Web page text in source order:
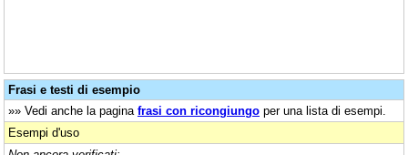
Frasi e testi di esempio
»» Vedi anche la pagina frasi con ricongiungo per una lista di esempi.
Esempi d'uso